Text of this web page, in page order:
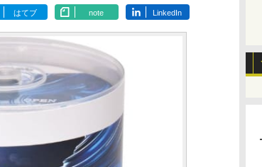
はてブ note LinkedIn